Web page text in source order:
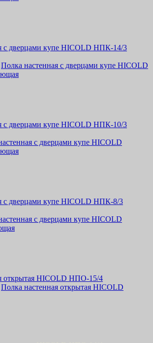
Полка настенная с дверцами купе HICOLD
с дверцами купе HICOLD
с дверцами купе HICOLD
Полка настенная открытая HICOLD